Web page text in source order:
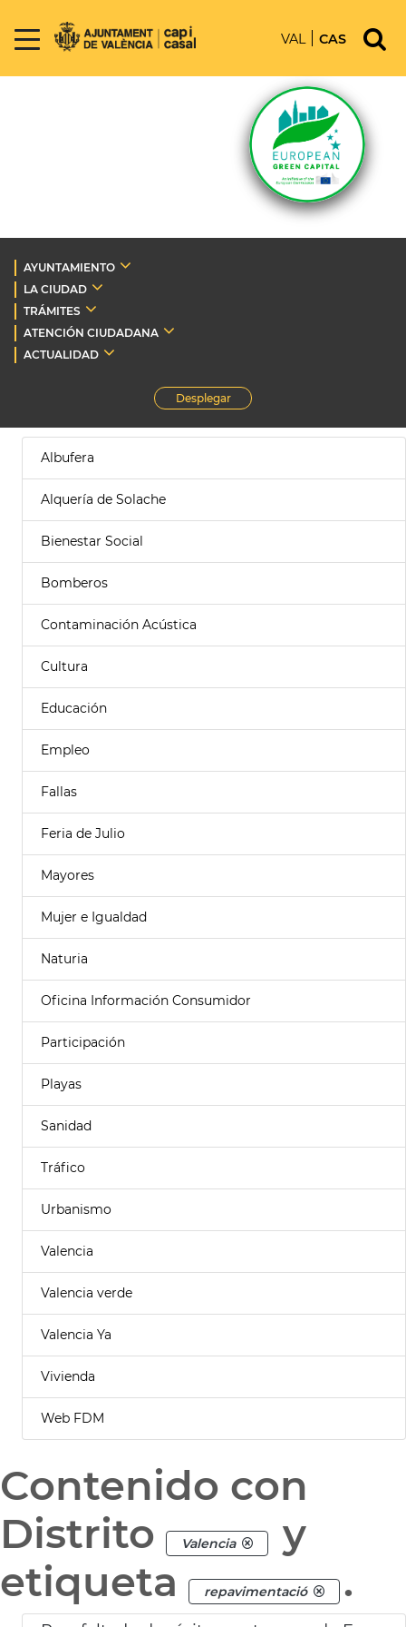
VAL CAS
AYUNTAMIENTO
LA CIUDAD
TRÁMITES
ATENCIÓN CIUDADANA
ACTUALIDAD
Desplegar
Albufera
Alquería de Solache
Bienestar Social
Bomberos
Contaminación Acústica
Cultura
Educación
Empleo
Fallas
Feria de Julio
Mayores
Mujer e Igualdad
Naturia
Oficina Información Consumidor
Participación
Playas
Sanidad
Tráfico
Urbanismo
Valencia
Valencia verde
Valencia Ya
Vivienda
Web FDM
Contenido con
Distrito
Valencia
y
etiqueta
repavimentació .